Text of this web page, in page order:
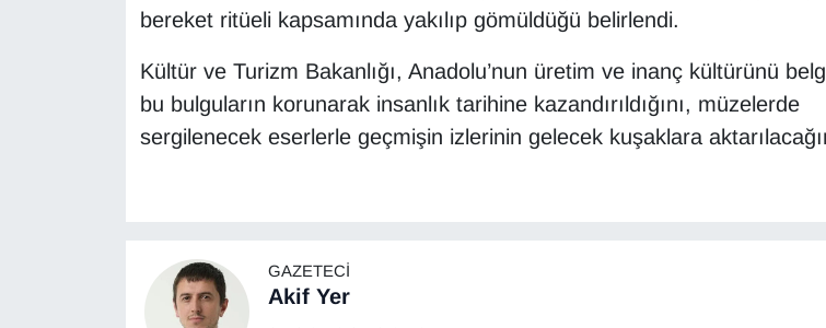
bereket ritüeli kapsamında yakılıp gömüldüğü belirlendi.
Kültür ve Turizm Bakanlığı, Anadolu’nun üretim ve inanç kültürünü
bu bulguların korunarak insanlık tarihine kazandırıldığını, müzelerde
sergilenecek eserlerle geçmişin izlerinin gelecek kuşaklara
GAZETECI
Akif Yer